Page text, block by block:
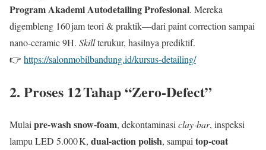
Program Akademi Autodetailing Profesional. Mereka
digembleng 160 jam teori & praktik—dari paint correction sampai
nano‑ceramic 9H. Skillterukur, hasilnya prediktif.
👉 https://salonmobilbandung.id/kursus-detailing/
2. Proses 12 Tahap “Zero‑Defect”
Mulai pre‑wash snow‑foam, dekontaminasi clay‑bar, inspeksi
lampu LED 5.000 K, dual‑action polish, sampai top‑coat